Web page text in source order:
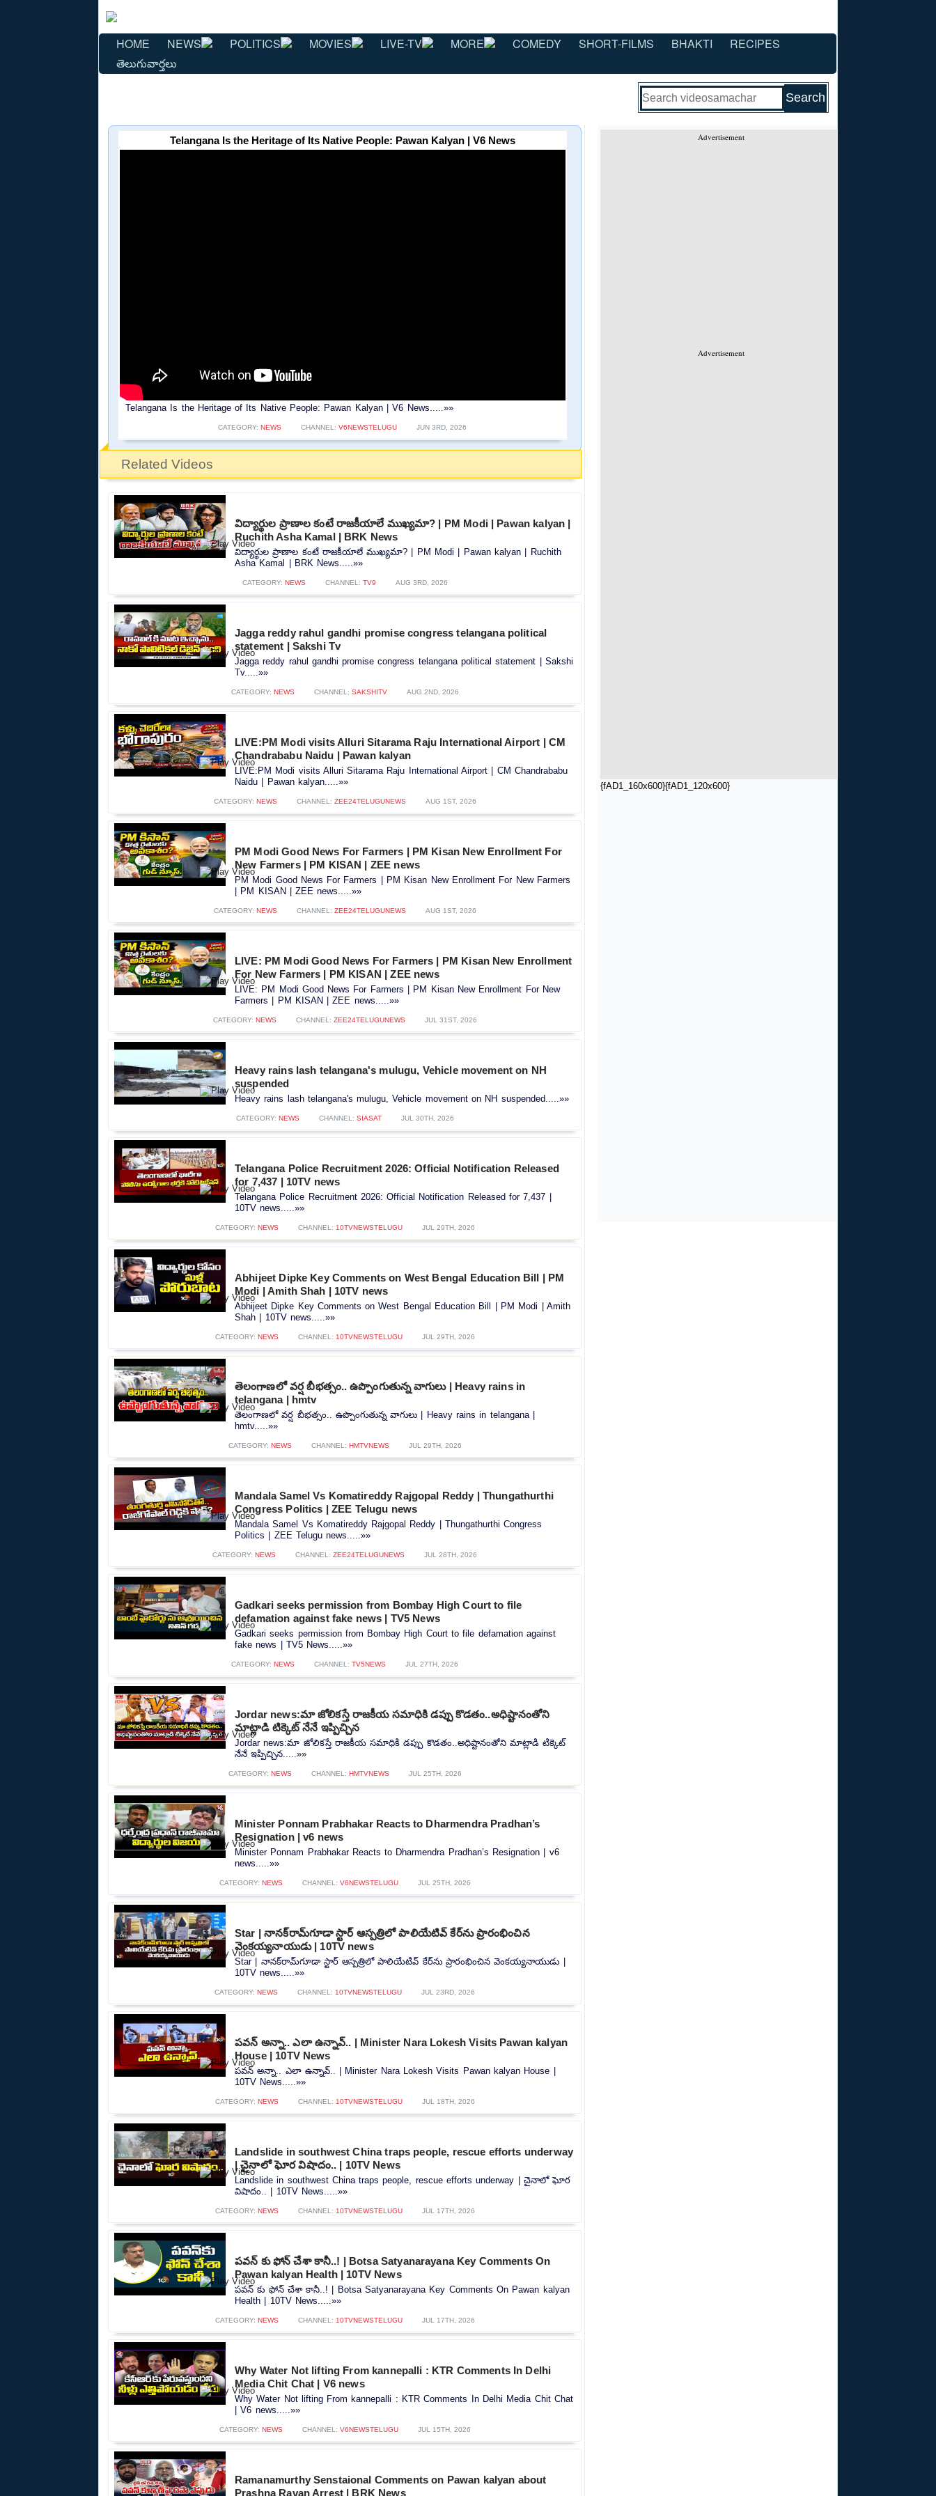
HOME NEWS POLITICS MOVIES LIVE-TV MORE COMEDY SHORT-FILMS BHAKTI
RECIPES
తెలుగువార్తలు
Advertisement
Advertisement
{fAD1_160x600}{fAD1_120x600}
Telangana Is the Heritage of Its Native People: Pawan Kalyan | V6 News
Telangana Is the Heritage of Its Native People: Pawan Kalyan | V6 News.....»»
CATEGORY: NEWS CHANNEL:V6NEWSTELUGU JUN 3RD, 2026
Related Videos
విద్యార్థుల ప్రాణాల కంటే రాజకీయాలే ముఖ్యమా? | PM Modi | Pawan kalyan |
Ruchith Asha Kamal | BRK News
విద్యార్థుల ప్రాణాల కంటే రాజకీయాలే ముఖ్యమా? | PM Modi | Pawan kalyan | Ruchith
Asha Kamal | BRK News.....»»
CATEGORY: NEWS CHANNEL: TV9 AUG 3RD, 2026
Jagga reddy rahul gandhi promise congress telangana political
statement | Sakshi Tv
Jagga reddy rahul gandhi promise congress telangana political statement | Sakshi
Tv.....»»
CATEGORY: NEWS CHANNEL: SAKSHITV AUG 2ND, 2026
LIVE:PM Modi visits Alluri Sitarama Raju International Airport | CM
Chandrababu Naidu | Pawan kalyan
LIVE:PM Modi visits Alluri Sitarama Raju International Airport | CM Chandrababu
Naidu | Pawan kalyan.....»»
CATEGORY: NEWS CHANNEL: ZEE24TELUGUNEWS AUG 1ST, 2026
PM Modi Good News For Farmers | PM Kisan New Enrollment For
New Farmers | PM KISAN | ZEE news
PM Modi Good News For Farmers | PM Kisan New Enrollment For New Farmers
| PM KISAN | ZEE news.....»»
CATEGORY: NEWS CHANNEL: ZEE24TELUGUNEWS AUG 1ST, 2026
LIVE: PM Modi Good News For Farmers | PM Kisan New Enrollment
For New Farmers | PM KISAN | ZEE news
LIVE: PM Modi Good News For Farmers | PM Kisan New Enrollment For New
Farmers | PM KISAN | ZEE news.....»»
CATEGORY: NEWS CHANNEL: ZEE24TELUGUNEWS JUL 31ST, 2026
Heavy rains lash telangana's mulugu, Vehicle movement on NH
suspended
Heavy rains lash telangana's mulugu, Vehicle movement on NH suspended.....»»
CATEGORY: NEWS CHANNEL: SIASAT JUL 30TH, 2026
Telangana Police Recruitment 2026: Official Notification Released
for 7,437 | 10TV news
Telangana Police Recruitment 2026: Official Notification Released for 7,437 |
10TV news.....»»
CATEGORY: NEWS CHANNEL: 10TVNEWSTELUGU JUL 29TH, 2026
Abhijeet Dipke Key Comments on West Bengal Education Bill | PM
Modi | Amith Shah | 10TV news
Abhijeet Dipke Key Comments on West Bengal Education Bill | PM Modi | Amith
Shah | 10TV news.....»»
CATEGORY: NEWS CHANNEL: 10TVNEWSTELUGU JUL 29TH, 2026
తెలంగాణలో వర్ష బీభత్సం.. ఉప్పొంగుతున్న వాగులు | Heavy rains in
telangana | hmtv
తెలంగాణలో వర్ష బీభత్సం.. ఉప్పొంగుతున్న వాగులు | Heavy rains in telangana |
hmtv.....»»
CATEGORY: NEWS CHANNEL: HMTVNEWS JUL 29TH, 2026
Mandala Samel Vs Komatireddy Rajgopal Reddy | Thungathurthi
Congress Politics | ZEE Telugu news
Mandala Samel Vs Komatireddy Rajgopal Reddy | Thungathurthi Congress
Politics | ZEE Telugu news.....»»
CATEGORY: NEWS CHANNEL: ZEE24TELUGUNEWS JUL 28TH, 2026
Gadkari seeks permission from Bombay High Court to file
defamation against fake news | TV5 News
Gadkari seeks permission from Bombay High Court to file defamation against
fake news | TV5 News.....»»
CATEGORY: NEWS CHANNEL: TV5NEWS JUL 27TH, 2026
Jordar news:మా జోలికస్తే రాజకీయ సమాధికి డప్పు కొడతం..అధిష్టానంతోని
మాట్లాడి టిక్కెట్ నేనే ఇప్పిచ్చిన
Jordar news:మా జోలికస్తే రాజకీయ సమాధికి డప్పు కొడతం..అధిష్టానంతోని మాట్లాడి టిక్కెట్
నేనే ఇప్పిచ్చిన.....»»
CATEGORY: NEWS CHANNEL: HMTVNEWS JUL 25TH, 2026
Minister Ponnam Prabhakar Reacts to Dharmendra Pradhan’s
Resignation | v6 news
Minister Ponnam Prabhakar Reacts to Dharmendra Pradhan’s Resignation | v6
news.....»»
CATEGORY: NEWS CHANNEL: V6NEWSTELUGU JUL 25TH, 2026
Star | నానక్‌రామ్‌గూడా స్టార్ ఆస్పత్రిలో పాలియేటివ్ కేర్‌ను ప్రారంభించిన
వెంకయ్యనాయుడు | 10TV news
Star | నానక్‌రామ్‌గూడా స్టార్ ఆస్పత్రిలో పాలియేటివ్ కేర్‌ను ప్రారంభించిన వెంకయ్యనాయుడు |
10TV news.....»»
CATEGORY: NEWS CHANNEL: 10TVNEWSTELUGU JUL 23RD, 2026
పవన్ అన్నా.. ఎలా ఉన్నావ్.. | Minister Nara Lokesh Visits Pawan kalyan
House | 10TV News
పవన్ అన్నా.. ఎలా ఉన్నావ్.. | Minister Nara Lokesh Visits Pawan kalyan House |
10TV News.....»»
CATEGORY: NEWS CHANNEL: 10TVNEWSTELUGU JUL 18TH, 2026
Landslide in southwest China traps people, rescue efforts underway
| చైనాలో ఘోర విషాదం.. | 10TV News
Landslide in southwest China traps people, rescue efforts underway | చైనాలో ఘోర
విషాదం.. | 10TV News.....»»
CATEGORY: NEWS CHANNEL: 10TVNEWSTELUGU JUL 17TH, 2026
పవన్ కు ఫోన్ చేశా కానీ..! | Botsa Satyanarayana Key Comments On
Pawan kalyan Health | 10TV News
పవన్ కు ఫోన్ చేశా కానీ..! | Botsa Satyanarayana Key Comments On Pawan kalyan
Health | 10TV News.....»»
CATEGORY: NEWS CHANNEL: 10TVNEWSTELUGU JUL 17TH, 2026
Why Water Not lifting From kannepalli : KTR Comments In Delhi
Media Chit Chat | V6 news
Why Water Not lifting From kannepalli : KTR Comments In Delhi Media Chit Chat
| V6 news.....»»
CATEGORY: NEWS CHANNEL: V6NEWSTELUGU JUL 15TH, 2026
Ramanamurthy Senstaional Comments on Pawan kalyan about
Prashna Ravan Arrest | BRK News